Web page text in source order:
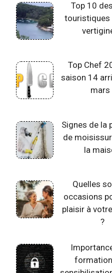
Top 10
touristiques
Top Chef
saison 14
mars
Signes de la
de
la
Quelles
occasions
plaisir à
?